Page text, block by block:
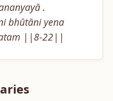
.
bhūtāni yena
||8-22||